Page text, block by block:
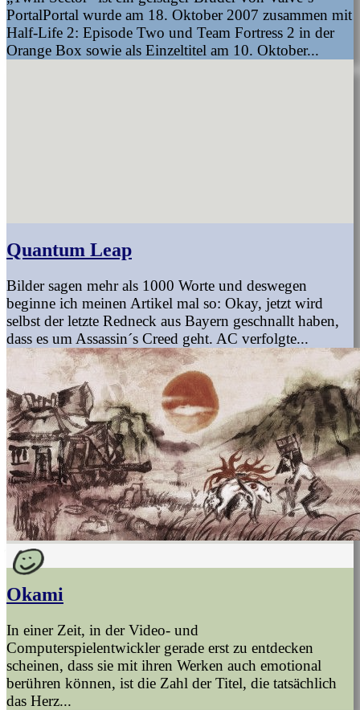
PortalPortal wurde am 18. Oktober 2007 zusammen mit
Half-Life 2: Episode Two und Team Fortress 2 in der
Orange Box sowie als Einzeltitel am 10. Oktober...
Quantum Leap
Bilder sagen mehr als 1000 Worte und deswegen
beginne ich meinen Artikel mal so: Okay, jetzt wird
selbst der letzte Redneck aus Bayern geschnallt haben,
dass es um Assassin´s Creed geht. AC verfolgte...
Okami
In einer Zeit, in der Video- und
Computerspielentwickler gerade erst zu entdecken
scheinen, dass sie mit ihren Werken auch emotional
berühren können, ist die Zahl der Titel, die tatsächlich
das Herz...